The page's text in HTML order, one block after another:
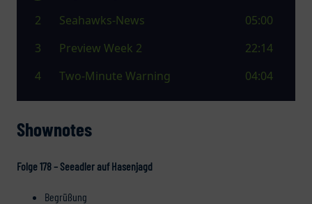
Shownotes
Folge 178 – Seeadler auf Hasenjagd
Begrüßung